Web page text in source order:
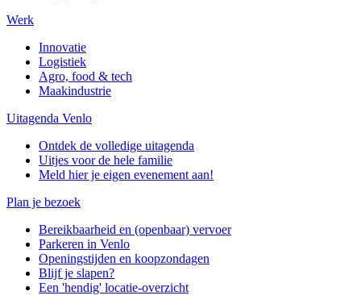
Werk
Innovatie
Logistiek
Agro, food & tech
Maakindustrie
Uitagenda Venlo
Ontdek de volledige uitagenda
Uitjes voor de hele familie
Meld hier je eigen evenement aan!
Plan je bezoek
Bereikbaarheid en (openbaar) vervoer
Parkeren in Venlo
Openingstijden en koopzondagen
Blijf je slapen?
Een 'hendig' locatie-overzicht